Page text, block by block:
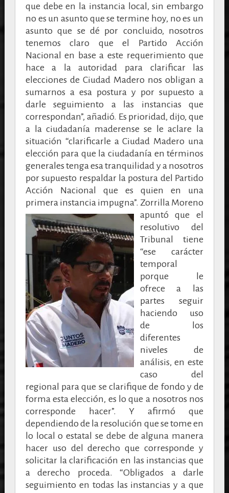
que debe en la instancia local, sin embargo
no es un asunto que se termine hoy, no es un
asunto que se dé por concluido, nosotros
tenemos claro que el Partido Acción
Nacional en base a este requerimiento que
hace a la autoridad para clarificar las
elecciones de Ciudad Madero nos obligan a
sumarnos a esa postura y por supuesto a
darle seguimiento a las instancias que
correspondan”, añadió. Es prioridad, dijo, que
a la ciudadanía maderense se le aclare la
situación “clarificarle a Ciudad Madero una
elección para que la ciudadanía en términos
generales tenga esa tranquilidad y a nosotros
por supuesto respaldar la postura del Partido
Acción Nacional que es quien en una
primera instancia impugna”. Zorrilla Moreno
apuntó que el
resolutivo del
Tribunal tiene
“ese carácter
temporal
porque le
ofrece a las
partes seguir
haciendo uso
de los
diferentes
niveles de
análisis, en este
caso del
regional para que se clarifique de fondo y de
forma esta elección, es lo que a nosotros nos
corresponde hacer”. Y afirmó que
dependiendo de la resolución que se tome en
lo local o estatal se debe de alguna manera
hacer uso del derecho que corresponde y
solicitar la clarificación en las instancias que
a derecho proceda. “Obligados a darle
seguimiento en todas las instancias y a que